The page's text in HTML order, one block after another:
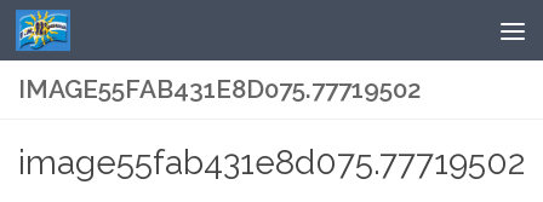
Saltar al contenido
IMAGE55FAB431E8D075.77719502
image55fab431e8d075.77719502